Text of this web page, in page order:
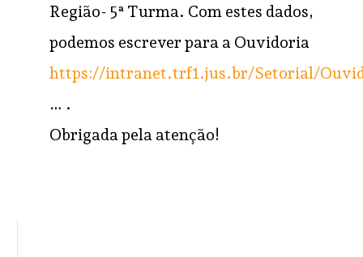
Região- 5ª Turma. Com estes dados,
podemos escrever para a Ouvidoria
https://intranet.trf1.jus.br/Setorial/
… .
Obrigada pela atenção!